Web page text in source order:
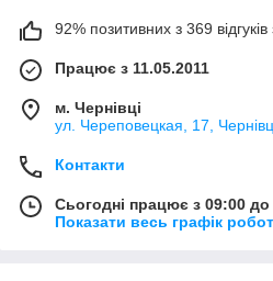
92% позитивних з 369 відгуків
Працює з 11.05.2011
м. Чернівці
ул. Череповецкая, 17,
Контакти
Сьогодні працює з 09:00 до
Показати весь графік